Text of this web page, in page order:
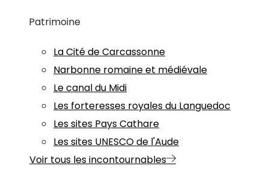
Patrimoine
La Cité de Carcassonne
Narbonne romaine et médiévale
Le canal du Midi
Les forteresses royales du Languedoc
Les sites Pays Cathare
Les sites UNESCO de l'Aude
Voir tous les incontournables